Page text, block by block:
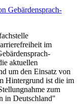
Gebärdensprach-
im
aktuellen
um den Einsatz von
Hintergrund ist die im
zum
in Deutschland"